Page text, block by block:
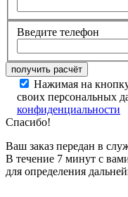
Введите телефон
Нажимая на
своих персональных
конфиденциальности
Спасибо!
Ваш заказ передан в
В течение 7 минут с
для определения